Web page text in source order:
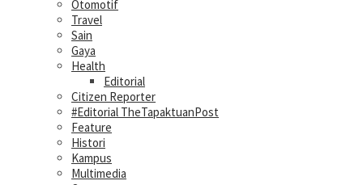
Otomotif
Travel
Sain
Gaya
Health
Editorial
Citizen Reporter
#Editorial TheTapaktuanPost
Feature
Histori
Kampus
Multimedia